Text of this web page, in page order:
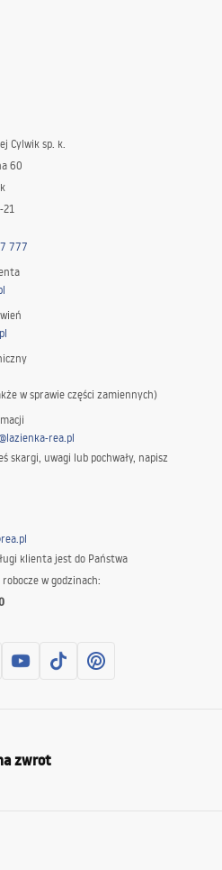
Cylwik sp. k.
60
21
777
w sprawie części zamiennych)
rea.pl
skargi, uwagi lub pochwały, napisz
klienta jest do Państwa
w godzinach:
zwrot